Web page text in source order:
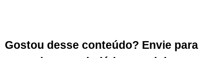
Gostou desse conteúdo? Envie para